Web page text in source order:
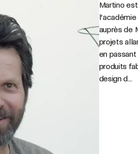
Martino
auprès de
projets
en
produits
design d...